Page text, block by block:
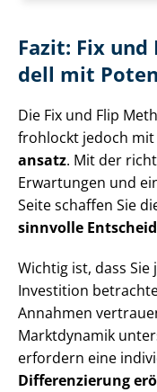
Fazit: Fix
dell mit
Die Fix und Flip
frohlockt jedoch mit
an­satz. Mit der
Erwartungen und
Seite schaffen Sie
sinnvolle
Wichtig ist, dass
Investition
Annahmen
Marktdynamik
erfordern eine
Differenzierung